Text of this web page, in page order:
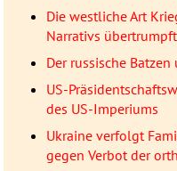
Die westliche Art
Narrativs
Der russische
US-
des US-Imperiums
Ukraine verfolgt
gegen Verbot der